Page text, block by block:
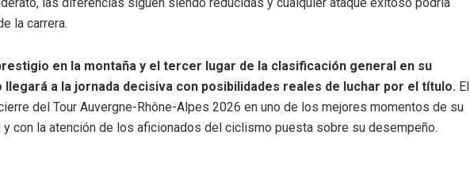
la carrera.
en la montaña y el tercer lugar de la clasificación general en su
llegará a la jornada decisiva con posibilidades reales de luchar por el título. El
del Tour Auvergne-Rhône-Alpes 2026 en uno de los mejores momentos de su
con la atención de los aficionados del ciclismo puesta sobre su desempeño.